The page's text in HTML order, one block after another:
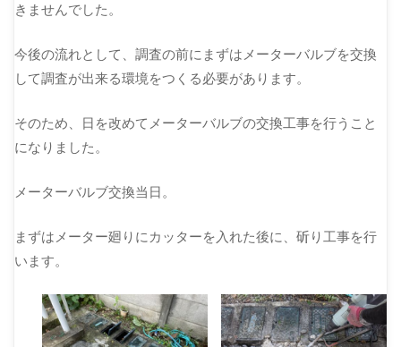
きませんでした。
今後の流れとして、調査の前にまずはメーターバルブを交換
して調査が出来る環境をつくる必要があります。
そのため、日を改めてメーターバルブの交換工事を行うこと
になりました。
メーターバルブ交換当日。
まずはメーター廻りにカッターを入れた後に、斫り工事を行
います。